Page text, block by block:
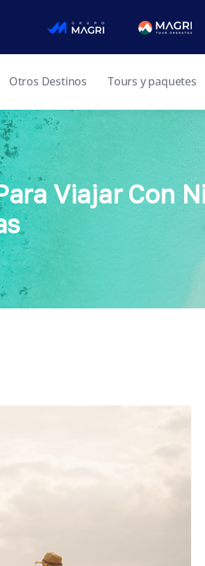
Otros Destinos Tours y paquetes
Viajar Con